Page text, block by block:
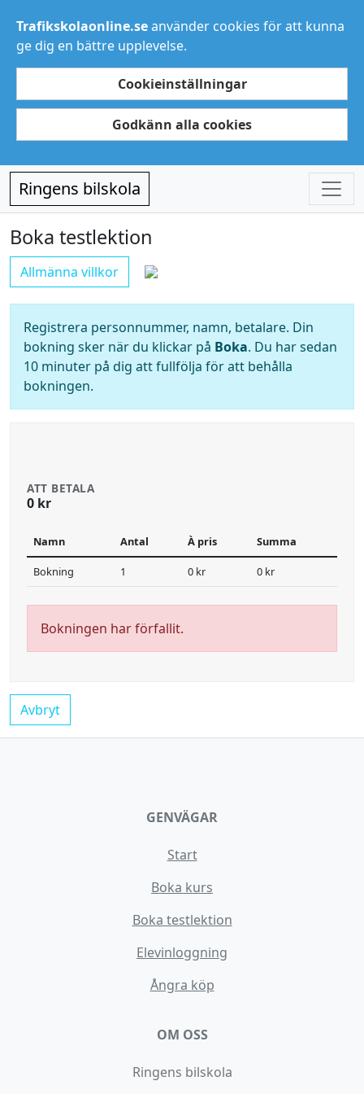
Trafikskolaonline.seanvänder cookies för att kunna
ge dig en bättre upplevelse.
Cookieinställningar
Godkänn alla cookies
Ringens bilskola
Boka testlektion
Allmänna villkor
Registrera personnummer, namn, betalare. Din
bokning sker när du klickar på Boka. Du har sedan
10 minuter på dig att fullfölja för att behålla
bokningen.
ATT BETALA
0 kr
Namn Antal À pris Summa
Bokning 1 0 kr 0 kr
Bokningen har förfallit.
Avbryt
GENVÄGAR
Start
Boka kurs
Boka testlektion
Elevinloggning
Ångra köp
OM OSS
Ringens bilskola